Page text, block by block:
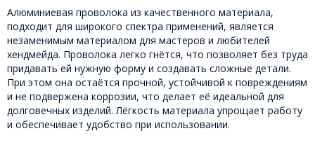
Алюминиевая проволока из качественного материала,
подходит для широкого спектра применений, является
незаменимым материалом для мастеров и любителей
хендмейда. Проволока легко гнётся, что позволяет без труда
придавать ей нужную форму и создавать сложные детали.
При этом она остаётся прочной, устойчивой к повреждениям
и не подвержена коррозии, что делает её идеальной для
долговечных изделий. Лёгкость материала упрощает работу
и обеспечивает удобство при использовании.